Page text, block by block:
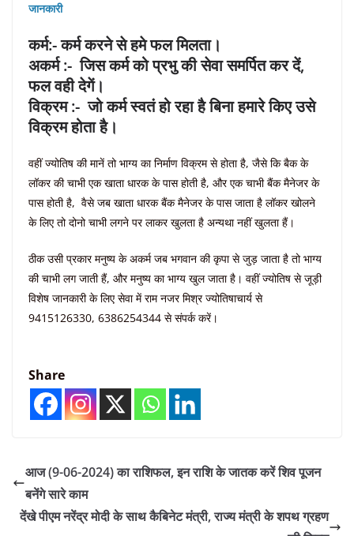
जानकारी
कर्म:- कर्म करने से हमे फल मिलता।
अकर्म :- जिस कर्म को प्रभु की सेवा समर्पित कर दें,
फल वही देगें।
विक्रम :- जो कर्म स्वतं हो रहा है बिना हमारे किए उसे
विक्रम होता है।
वहीं ज्योतिष की मानें तो भाग्य का निर्माण विक्रम से होता है, जैसे कि बैक के
लॉकर की चाभी एक खाता धारक के पास होती है, और एक चाभी बैंक मैनेजर के
पास होती है, वैसे जब खाता धारक बैंक मैनेजर के पास जाता है लॉकर खोलने
के लिए तो दोनो चाभी लगने पर लाकर खुलता है अन्यथा नहीं खुलता हैं।
ठीक उसी प्रकार मनुष्य के अकर्म जब भगवान की कृपा से जुड़ जाता है तो भाग्य
की चाभी लग जाती हैं, और मनुष्य का भाग्य खुल जाता है। वहीं ज्योतिष से जूड़ी
विशेष जानकारी के लिए सेवा में राम नजर मिश्र ज्योतिषाचार्य से
9415126330, 6386254344 से संपर्क करें।
Share
आज (9-06-2024) का राशिफल, इन राशि के जातक करें शिव पूजन
बनेंगे सारे काम
देंखे पीएम नरेंद्र मोदी के साथ कैबिनेट मंत्री, राज्य मंत्री के शपथ ग्रहण